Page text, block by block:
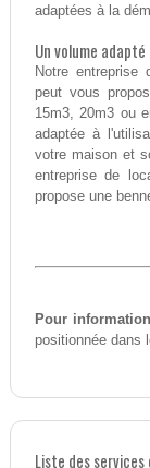
adaptées à la
Un volume adapté
Notre entreprise
peut vous
15m3, 20m3 ou
adaptée à
votre maison et
entreprise de
propose une
Pour
positionnée dans
Liste des services